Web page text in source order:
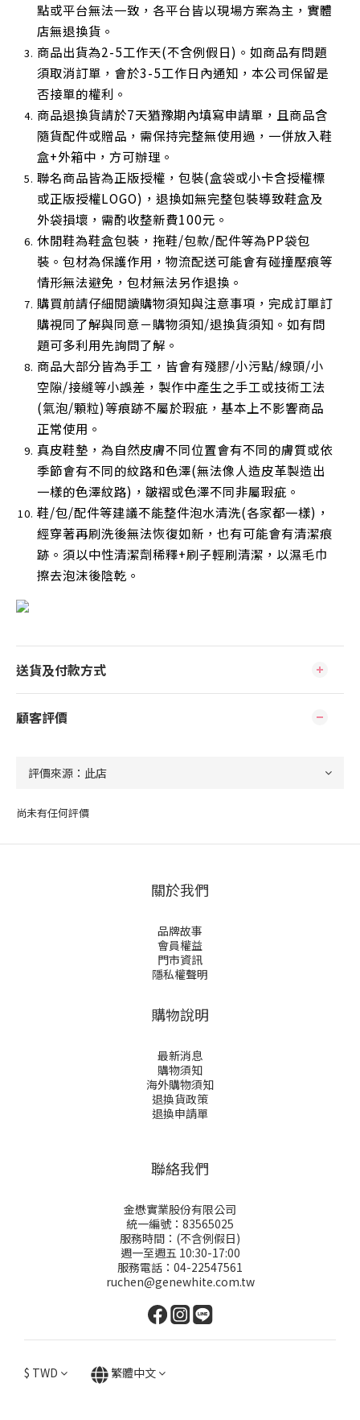
點或平台無法一致，各平台皆以現場方案為主，實體
店無退換貨。
商品出貨為2-5工作天(不含例假日)。如商品有問題
須取消訂單，會於3-5工作日內通知，本公司保留是
否接單的權利。
商品退換貨請於7天猶豫期內填寫申請單，且商品含
隨貨配件或贈品，需保持完整無使用過，一併放入鞋
盒+外箱中，方可辦理。
聯名商品皆為正版授權，包裝(盒袋或小卡含授權標
或正版授權LOGO)，退換如無完整包裝導致鞋盒及
外袋損壞，需酌收整新費100元。
休閒鞋為鞋盒包裝，拖鞋/包款/配件等為PP袋包
裝。包材為保護作用，物流配送可能會有碰撞壓痕等
情形無法避免，包材無法另作退換。
購買前請仔細閱讀購物須知與注意事項，完成訂單訂
購視同了解與同意－購物須知/退換貨須知。如有問
題可多利用先詢問了解。
商品大部分皆為手工，皆會有殘膠/小污點/線頭/小
空隙/接縫等小誤差，製作中產生之手工或技術工法
(氣泡/顆粒)等痕跡不屬於瑕疵，基本上不影響商品
正常使用 。
真皮鞋墊，為自然皮膚不同位置會有不同的膚質或依
季節會有不同的紋路和色澤(無法像人造皮革製造出
一樣的色澤紋路)，皺褶或色澤不同非屬瑕疵。
鞋/包/配件等建議不能整件泡水清洗(各家都一樣)，
經穿著再刷洗後無法恢復如新，也有可能會有清潔痕
跡。須以中性清潔劑稀釋+刷子輕刷清潔，以濕毛巾
擦去泡沫後陰乾 。
送貨及付款方式
顧客評價
尚未有任何評價
關於我們
品牌故事
會員權益
門市資訊
隱私權聲明
購物說明
最新消息
購物須知
海外購物須知
退換貨政策
退換申請單
聯絡我們
金懋實業股份有限公司
統一編號：83565025
服務時間：(不含例假日)
週一至週五 10:30-17:00
服務電話：04-22547561
ruchen@genewhite.com.tw
$ TWD 繁體中文